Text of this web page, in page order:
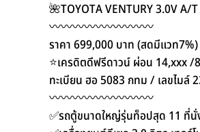
🌺TOYOTA VENTURY 3.0V A/
〰️〰️〰️〰️〰️〰️〰️〰️〰️
ราคา 699,000 บาท (สดมีแวท7%)
⭐️เครดิตดีฟรีดาวน์ ผ่อน 14,xxx
ทะเบียน ฮอ 5083 กทม / เลขไมล์
〰️〰️〰️〰️〰️〰️〰️〰️〰️
✅รถตู้ขนาดใหญ่รุ่นท็อปสุด 11 ที่